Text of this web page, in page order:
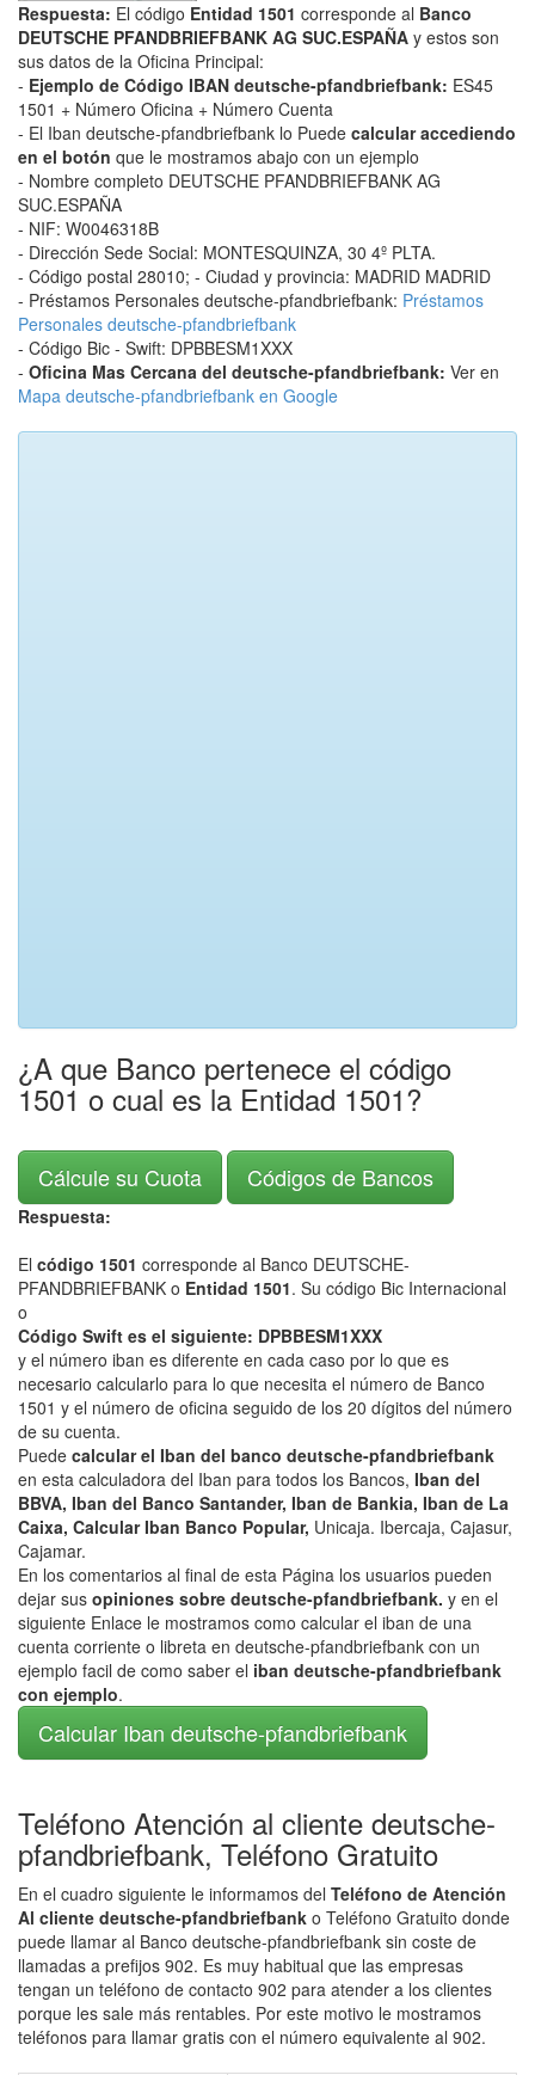
Respuesta: El código Entidad 1501 corresponde al Banco
DEUTSCHE PFANDBRIEFBANK AG SUC.ESPAÑA y estos son
sus datos de la Oficina Principal:
- Ejemplo de Código IBAN deutsche-pfandbriefbank: ES45
1501 + Número Oficina + Número Cuenta
- El Iban deutsche-pfandbriefbank lo Puede calcular accediendo
en el botón que le mostramos abajo con un ejemplo
- Nombre completo DEUTSCHE PFANDBRIEFBANK AG
SUC.ESPAÑA
- NIF: W0046318B
- Dirección Sede Social: MONTESQUINZA, 30 4º PLTA.
- Código postal 28010; - Ciudad y provincia: MADRID MADRID
- Préstamos Personales deutsche-pfandbriefbank: Préstamos
Personales deutsche-pfandbriefbank
- Código Bic - Swift: DPBBESM1XXX
- Oficina Mas Cercana del deutsche-pfandbriefbank: Ver en
Mapa deutsche-pfandbriefbank en Google
¿A que Banco pertenece el código
1501 o cual es la Entidad 1501?
Cálcule su Cuota Códigos de Bancos
Respuesta:
El código 1501 corresponde al Banco DEUTSCHE-
PFANDBRIEFBANK o Entidad 1501. Su código Bic Internacional
o
Código Swift es el siguiente: DPBBESM1XXX
y el número iban es diferente en cada caso por lo que es
necesario calcularlo para lo que necesita el número de Banco
1501 y el número de oficina seguido de los 20 dígitos del número
de su cuenta.
Puede calcular el Iban del banco deutsche-pfandbriefbank
en esta calculadora del Iban para todos los Bancos, Iban del
BBVA, Iban del Banco Santander, Iban de Bankia, Iban de La
Caixa, Calcular Iban Banco Popular, Unicaja. Ibercaja, Cajasur,
Cajamar.
En los comentarios al final de esta Página los usuarios pueden
dejar sus opiniones sobre deutsche-pfandbriefbank. y en el
siguiente Enlace le mostramos como calcular el iban de una
cuenta corriente o libreta en deutsche-pfandbriefbank con un
ejemplo facil de como saber el iban deutsche-pfandbriefbank
con ejemplo.
Calcular Iban deutsche-pfandbriefbank
Teléfono Atención al cliente deutsche-
pfandbriefbank, Teléfono Gratuito
En el cuadro siguiente le informamos del Teléfono de Atención
Al cliente deutsche-pfandbriefbank o Teléfono Gratuito donde
puede llamar al Banco deutsche-pfandbriefbank sin coste de
llamadas a prefijos 902. Es muy habitual que las empresas
tengan un teléfono de contacto 902 para atender a los clientes
porque les sale más rentables. Por este motivo le mostramos
teléfonos para llamar gratis con el número equivalente al 902.